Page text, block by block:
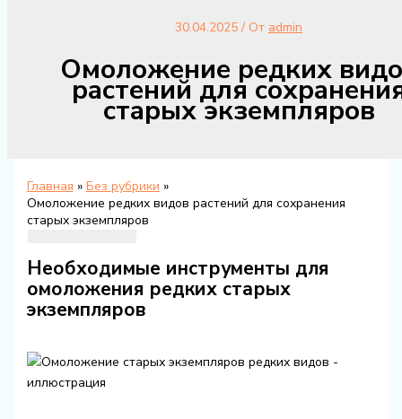
30.04.2025 / От admin
Омоложение редких
растений для
старых экземпляров
Главная
Без рубрики
Омоложение редких видов растений для сохранения
старых экземпляров
Необходимые инструменты для
омоложения редких старых
экземпляров